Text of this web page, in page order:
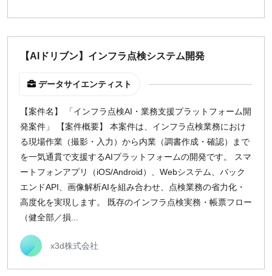
【AIドリブン】インフラ点検システム開発
データサイエンティスト
【案件名】 「インフラ点検AI・業務支援プラットフォーム開
発案件」 【案件概要】 本案件は、インフラ点検業務におけ
る現場作業（撮影・入力）から内業（調書作成・確認）まで
を一気通貫で支援するAIプラットフォームの開発です。 スマ
ートフォンアプリ（iOS/Android）、Webシステム、バック
エンドAPI、画像解析AIを組み合わせ、点検業務の省力化・
高度化を実現します。 既存のインフラ点検実務・帳票フロー
（健全部／損...
x3d株式会社